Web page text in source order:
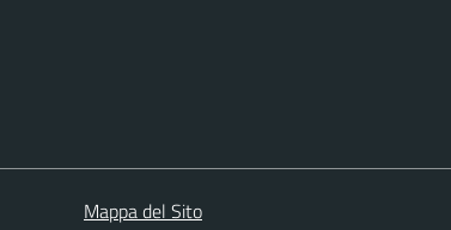
Mappa del Sito